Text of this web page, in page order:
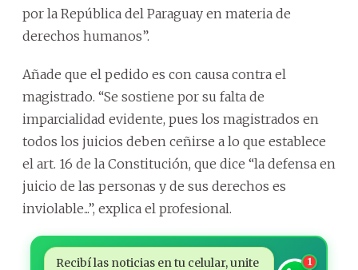
por la República del Paraguay en materia de
derechos humanos”.
Añade que el pedido es con causa contra el
magistrado. “Se sostiene por su falta de
imparcialidad evidente, pues los magistrados en
todos los juicios deben ceñirse a lo que establece
el art. 16 de la Constitución, que dice “la defensa en
juicio de las personas y de sus derechos es
inviolable...”, explica el profesional.
Recibí las noticias en tu celular, unite
1